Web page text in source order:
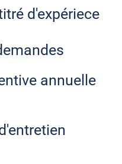
d'expériece
annuelle